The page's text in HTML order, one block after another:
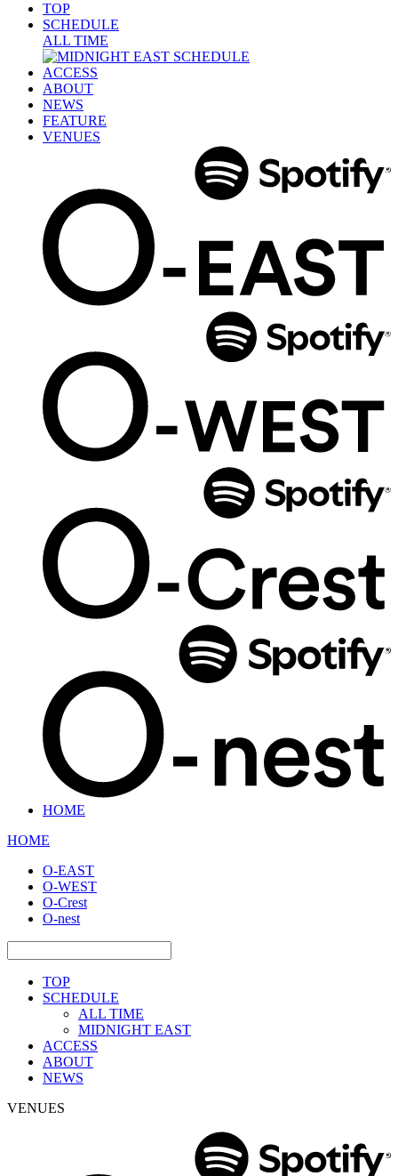
TOP
SCHEDULE
ALL TIME
ACCESS
ABOUT
NEWS
FEATURE
VENUES
HOME
HOME
O-EAST
O-WEST
O-Crest
O-nest
TOP
SCHEDULE
ALL TIME
MIDNIGHT EAST
ACCESS
ABOUT
NEWS
VENUES